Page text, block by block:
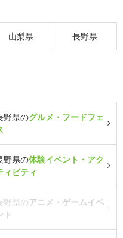
山梨県 長野県
野県のグルメ・フードフェ
野県の体験イベント・アク
ィビティ
野県のアニメ・ゲームイベ
ト